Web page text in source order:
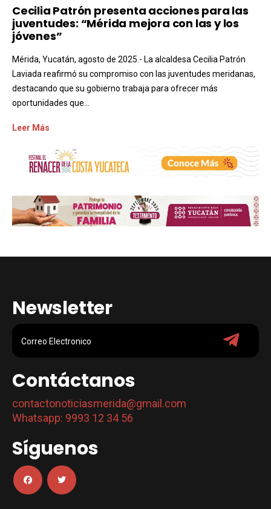
Cecilia Patrón presenta acciones para las
juventudes: “Mérida mejora con las y los
jóvenes”
Mérida, Yucatán, agosto de 2025.- La alcaldesa Cecilia Patrón
Laviada reafirmó su compromiso con las juventudes meridanas,
destacando que su gobierno trabaja para ofrecer más
oportunidades que...
Leer Más
Newsletter
Contáctanos
contactonoticiasmerida@gmail.com
Whatsapp: 9993 12 34 56
Síguenos